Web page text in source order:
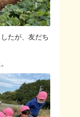
たが、友だち